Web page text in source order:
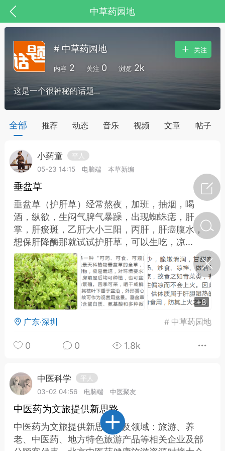
中草药园地
，华夏中医人：家门口的中医人！
节气气象
·特急预警】关
节返乡期间“闪
急提示
0
如何购买【理肺清瘟膏】
【养正护络膏】？
容平，顺时收
时精气
0
谷气行、营卫通：内经视角
下的脾胃调养要义
谦济书童 0
# 中草药园地
内容 2 关注 0 浏览 2k
关注
这是一个很神秘的话题...
全部 推荐 动态 音乐 视频 文章 帖子
小药童
平人
05-23 14:15
电脑端 本草新编
垂盆草
垂盆草（护肝草）经常熬夜，加班，抽烟，喝
酒，纵欲，生闷气脾气暴躁，出现蜘蛛痣，肝
掌，肝瘀斑，乙肝大小三阳，丙肝，肝癌腹水，
想保肝降酶那就试试护肝草，可以生吃，凉...
+8
广东·深圳 # 中草药园地
0 0 1.8k
中医科学
平人
03-02 04:56
电脑端 中医聚友
中医药为文旅提供新思路
中医药为文旅提供新思路涉及领域：旅游、养
老、中医药、地方特色旅游产品等相关企业及部